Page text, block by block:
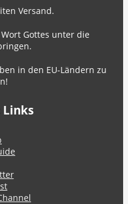
Versand.
Gottes unter die
in den EU-Ländern zu